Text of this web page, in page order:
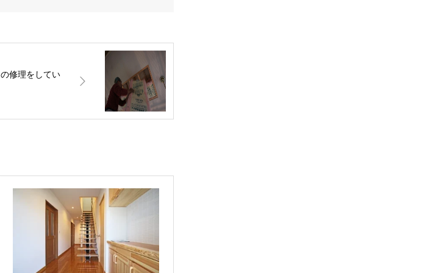
修理をしてい